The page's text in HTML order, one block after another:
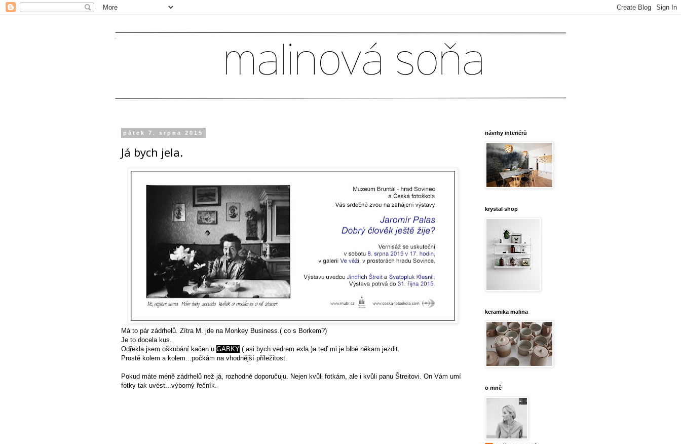
pátek 7. srpna 2015
Já bych jela.
Má to pár zádrhelů. Zítra M. jde na Monkey Business.( co s Borkem?)
Je to docela kus.
Odřekla jsem oškubání kačen u GABKY ( asi bych vedrem exla )a teď mi je blbé někam jezdit.
Prostě kolem a kolem...počkám na vhodnější příležitost.
Pokud máte méně zádrhelů než já, rozhodně doporučuju. Nejen kvůli fotkám, ale i kvůli panu Štreitovi. On Vám umí
fotky tak uvést...výborný řečník.
návrhy interiérů
krystal shop
keramika malina
o mně